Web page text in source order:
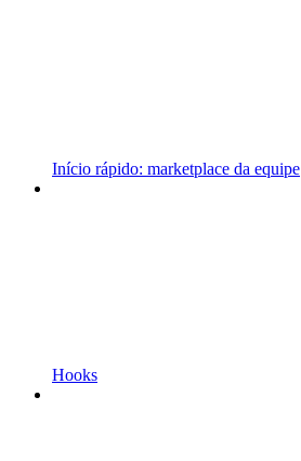
Início rápido: marketplace da equipe
Hooks